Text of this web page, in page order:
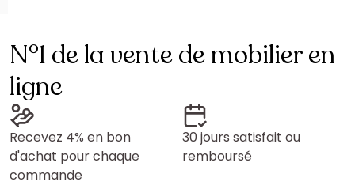
N°1 de la vente de mobilier en
ligne
Recevez 4% en bon
d'achat pour chaque
commande
30 jours satisfait ou
remboursé